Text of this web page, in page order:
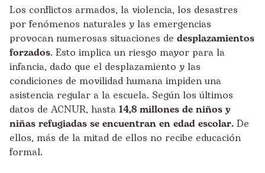
Los conflictos armados, la violencia, los desastres
por fenómenos naturales y las emergencias
provocan numerosas situaciones de desplazamientos
forzados. Esto implica un riesgo mayor para la
infancia, dado que el desplazamiento y las
condiciones de movilidad humana impiden una
asistencia regular a la escuela. Según los últimos
datos de ACNUR, hasta 14,8 millones de niños y
niñas refugiadas se encuentran en edad escolar. De
ellos, más de la mitad de ellos no recibe educación
formal.